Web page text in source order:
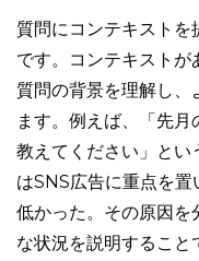
質問にコンテキスト
です。コンテキスト
質問の背景を理解し、
ます。例えば、「先
教えてください」とい
はSNS広告に重点を
低かった。その原因を
な状況を説明すること